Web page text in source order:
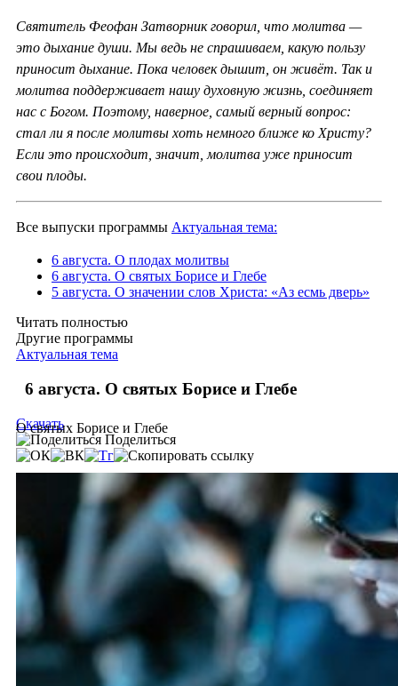
Святитель Феофан Затворник говорил, что молитва —
это дыхание души. Мы ведь не спрашиваем, какую пользу
приносит дыхание. Пока человек дышит, он живёт. Так и
молитва поддерживает нашу духовную жизнь, соединяет
нас с Богом. Поэтому, наверное, самый верный вопрос:
стал ли я после молитвы хоть немного ближе ко Христу?
Если это происходит, значит, молитва уже приносит
свои плоды.
Все выпуски программы Актуальная тема:
6 августа. О плодах молитвы
6 августа. О святых Борисе и Глебе
5 августа. О значении слов Христа: «Аз есмь дверь»
Читать полностью
Другие программы
Актуальная тема
6 августа. О святых Борисе и Глебе
О святых Борисе и Глебе
Скачать
Поделиться